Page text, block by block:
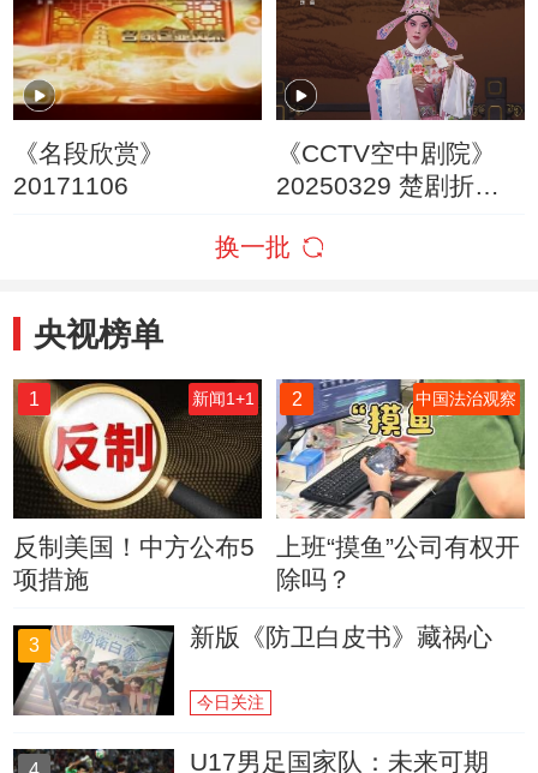
《名段欣赏》
20171106
《CCTV空中剧院》
20250329 楚剧折子
换一批
央视榜单
1 新闻1+1
反制美国！中方公布5
项措施
2 中国法治观察
上班“摸鱼”公司有权开
除吗？
3 新版《防卫白皮书》藏祸心
今日关注
U17男足国家队：未来可期